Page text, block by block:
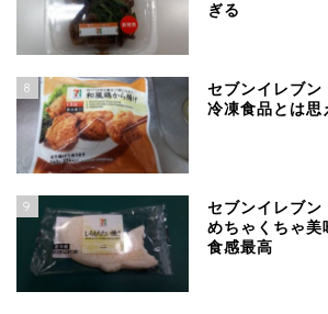
ぎる
8
セブンイレブ
冷凍食品とは思
9
セブンイレブ
めちゃくちゃ美
食感最高